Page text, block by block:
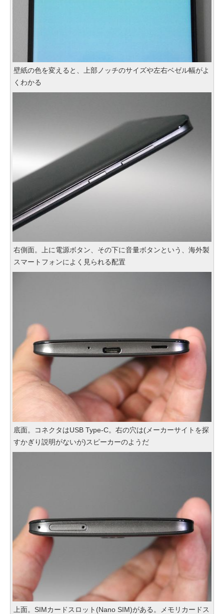
壁紙の色を変えると、上部ノッチのサイズや左右ベゼル幅がよ
くわかる
右側面。上に電源ボタン、その下に音量ボタンという、海外製
スマートフォンによく見られる配置
底面。コネクタはUSB Type-C。右の穴は(メーカーサイトを探
すかぎり説明がないが)スピーカーのようだ
上面。SIMカードスロット(Nano SIM)がある。メモリカードス